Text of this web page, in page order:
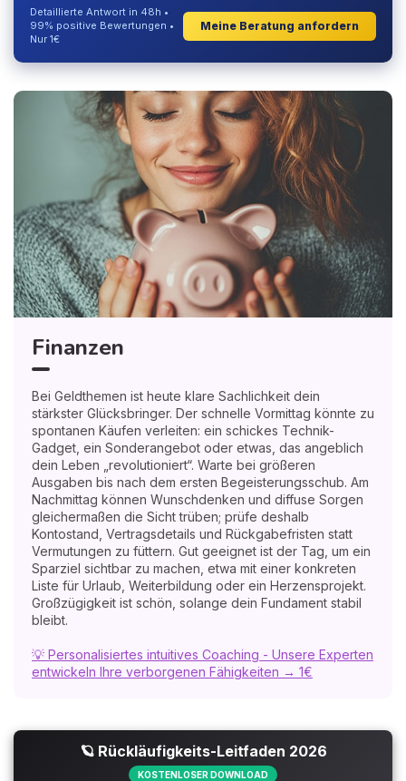
Detaillierte Antwort in 48h •
99% positive Bewertungen •
Nur 1€
Meine Beratung anfordern
Finanzen
Bei Geldthemen ist heute klare Sachlichkeit dein
stärkster Glücksbringer. Der schnelle Vormittag könnte zu
spontanen Käufen verleiten: ein schickes Technik-
Gadget, ein Sonderangebot oder etwas, das angeblich
dein Leben „revolutioniert“. Warte bei größeren
Ausgaben bis nach dem ersten Begeisterungsschub. Am
Nachmittag können Wunschdenken und diffuse Sorgen
gleichermaßen die Sicht trüben; prüfe deshalb
Kontostand, Vertragsdetails und Rückgabefristen statt
Vermutungen zu füttern. Gut geeignet ist der Tag, um ein
Sparziel sichtbar zu machen, etwa mit einer konkreten
Liste für Urlaub, Weiterbildung oder ein Herzensprojekt.
Großzügigkeit ist schön, solange dein Fundament stabil
bleibt.
💡 Personalisiertes intuitives Coaching - Unsere Experten
entwickeln Ihre verborgenen Fähigkeiten → 1€
🪐 Rückläufigkeits-Leitfaden 2026
KOSTENLOSER DOWNLOAD